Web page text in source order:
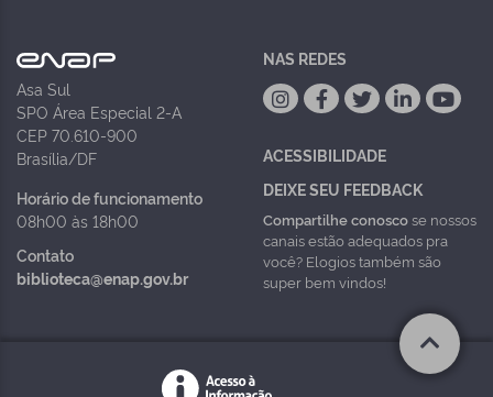
Asa Sul
SPO Área Especial 2-A
CEP 70.610-900
Brasília/DF
Horário de funcionamento
08h00 às 18h00
Contato
biblioteca@enap.gov.br
NAS REDES
ACESSIBILIDADE
DEIXE SEU FEEDBACK
Compartilhe conoscose nossos
canais estão adequados pra
você? Elogios também são
super bem vindos!